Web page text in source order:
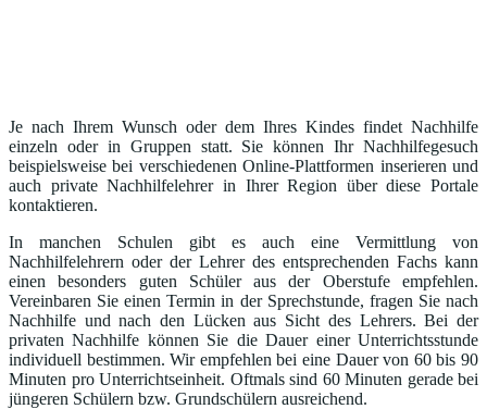
Je nach Ihrem Wunsch oder dem Ihres Kindes findet Nachhilfe
einzeln oder in Gruppen statt. Sie können Ihr Nachhilfegesuch
beispielsweise bei verschiedenen Online-Plattformen inserieren und
auch private Nachhilfelehrer in Ihrer Region über diese Portale
kontaktieren.
In manchen Schulen gibt es auch eine Vermittlung von
Nachhilfelehrern oder der Lehrer des entsprechenden Fachs kann
einen besonders guten Schüler aus der Oberstufe empfehlen.
Vereinbaren Sie einen Termin in der Sprechstunde, fragen Sie nach
Nachhilfe und nach den Lücken aus Sicht des Lehrers. Bei der
privaten Nachhilfe können Sie die Dauer einer Unterrichtsstunde
individuell bestimmen. Wir empfehlen bei eine Dauer von 60 bis 90
Minuten pro Unterrichtseinheit. Oftmals sind 60 Minuten gerade bei
jüngeren Schülern bzw. Grundschülern ausreichend.